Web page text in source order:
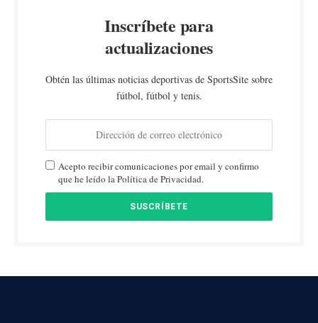
Inscríbete para
actualizaciones
Obtén las últimas noticias deportivas de SportsSite sobre
fútbol, fútbol y tenis.
Acepto recibir comunicaciones por email y confirmo
que he leído la Política de Privacidad.